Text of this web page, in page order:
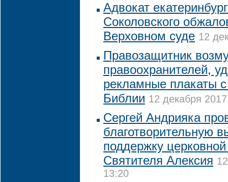
Адвокат
Соколовского
Верховном суде 12
Правозащитник
правоохранителей,
рекламные плакаты
Библии 12 декабря
Сергей Андрияка
благотворительную
поддержку
Святителя Алексия
13:20